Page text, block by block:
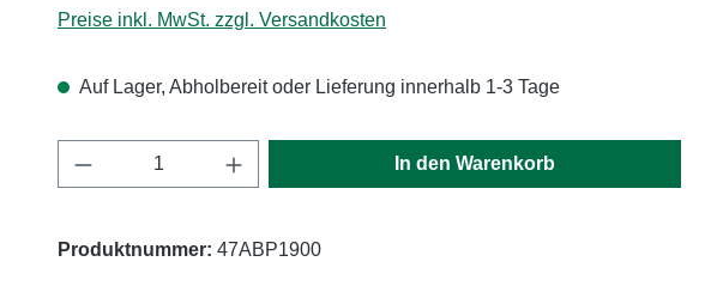
Preise inkl. MwSt. zzgl. Versandkosten
Auf Lager, Abholbereit oder Lieferung innerhalb 1-3 Tage
Produkt Anzahl: Gib den gewünschten Wert ein
In den Warenkorb
Produktnummer: 47ABP1900